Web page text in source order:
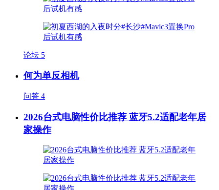
论坛 5
何为单反相机
问答 4
2026台式电脑性价比推荐 蓝牙5.2适配老年居
家操作